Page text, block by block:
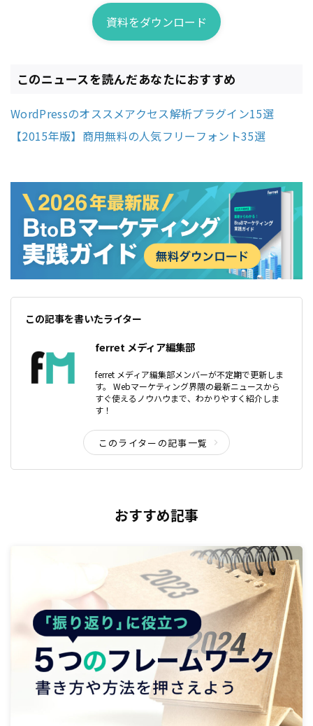
資料をダウンロード
このニュースを読んだあなたにおすすめ
WordPressのオススメアクセス解析プラグイン15選
【2015年版】商用無料の人気フリーフォント35選
この記事を書いたライター
ferret メディア編集部
ferret メディア編集部メンバーが不定期で更新しま
す。 Webマーケティング界隈の最新ニュースから
すぐ使えるノウハウまで、わかりやすく紹介しま
す！
このライターの記事一覧
おすすめ記事